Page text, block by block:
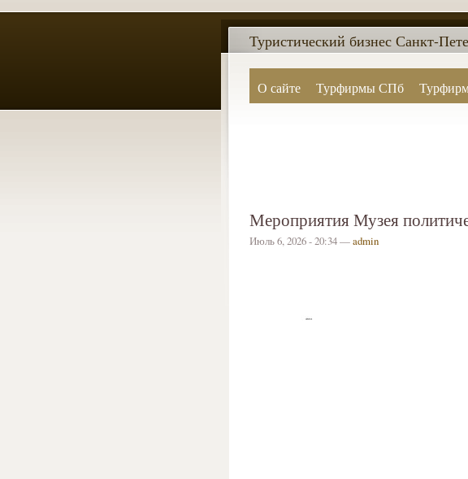
О сайте Турфирмы СПб
Туристический бизнес Санкт-
Мероприятия Музея
Июль 6, 2026 - 20:34 —admin